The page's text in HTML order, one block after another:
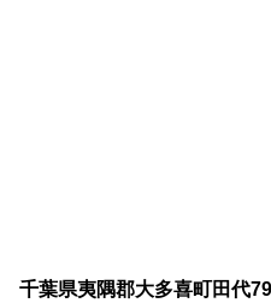
千葉県夷隅郡大多喜町田代